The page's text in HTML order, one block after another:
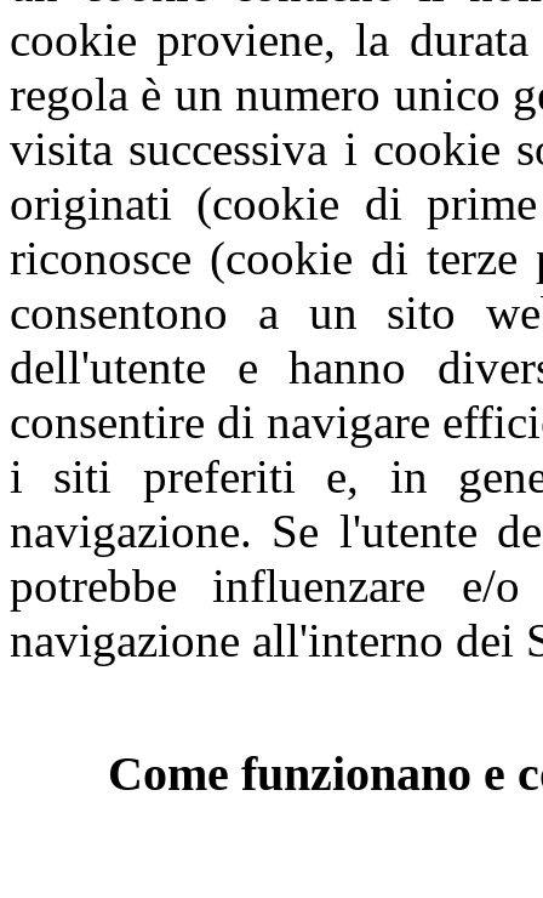
cookie proviene, la
regola è un numero unico
visita successiva i cookie
originati (cookie di
riconosce (cookie di
consentono a un sito
dell'utente e hanno
consentire di navigare
i siti preferiti e, in
navigazione. Se l'utente
potrebbe influenzare e/
navigazione all'interno dei
Come funzionano e